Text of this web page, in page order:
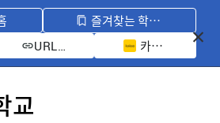
즐겨찾는 학교 모아보기
URL 복사 카카오톡 공유
교